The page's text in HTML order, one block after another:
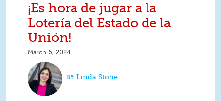
¡Es hora de jugar a la
Lotería del Estado de la
Unión!
March 6, 2024
Linda Stone